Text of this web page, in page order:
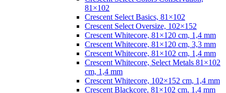
81×102
Crescent Select Basics, 81×102
Crescent Select Oversize, 102×152
Crescent Whitecore, 81×120 cm, 1,4 mm
Crescent Whitecore, 81×120 cm, 3,3 mm
Crescent Whitecore, 81×102 cm, 1,4 mm
Crescent Whitecore, Select Metals 81×102
cm, 1,4 mm
Crescent Whitecore, 102×152 cm, 1,4 mm
Crescent Blackcore, 81×102 cm, 1,4 mm